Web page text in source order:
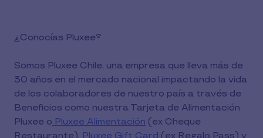
¿Conocías Pluxee?
Somos Pluxee Chile, una empresa que lleva más de
30 años en el mercado nacional impactando la vida
de los colaboradores de nuestro país a través de
Beneficios como nuestra Tarjeta de Alimentación
Pluxee o Pluxee Alimentación (ex Cheque